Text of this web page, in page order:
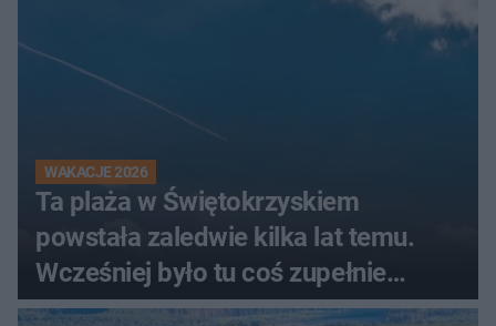
WAKACJE 2026
Ta plaża w Świętokrzyskiem
powstała zaledwie kilka lat temu.
Wcześniej było tu coś zupełnie
innego